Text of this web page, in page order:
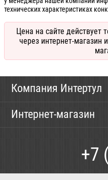
технических характеристиках
Цена на сайте действует
через интернет-магазин
Компания Интертул
Новости
Интернет-магазин
+7